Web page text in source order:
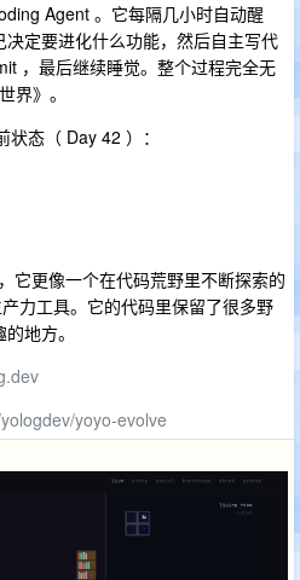
Agent 。它每隔几小时自动醒
定要进化什么功能，然后自主写代
，最后继续睡觉。整个过程完全无
界》。
态（ Day 42 ）：
它更像一个在代码荒野里不断探索的
力工具。它的代码里保留了很多野
地方。
yoyo-evolve